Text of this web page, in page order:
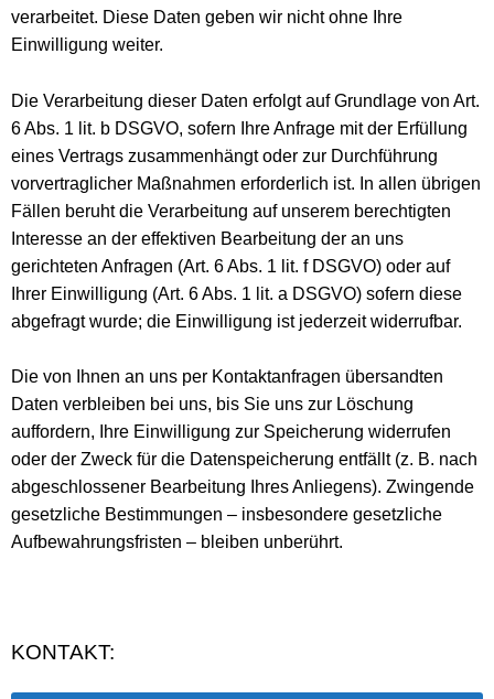
verarbeitet. Diese Daten geben wir nicht ohne Ihre
Einwilligung weiter.
Die Verarbeitung dieser Daten erfolgt auf Grundlage von Art.
6 Abs. 1 lit. b DSGVO, sofern Ihre Anfrage mit der Erfüllung
eines Vertrags zusammenhängt oder zur Durchführung
vorvertraglicher Maßnahmen erforderlich ist. In allen übrigen
Fällen beruht die Verarbeitung auf unserem berechtigten
Interesse an der effektiven Bearbeitung der an uns
gerichteten Anfragen (Art. 6 Abs. 1 lit. f DSGVO) oder auf
Ihrer Einwilligung (Art. 6 Abs. 1 lit. a DSGVO) sofern diese
abgefragt wurde; die Einwilligung ist jederzeit widerrufbar.
Die von Ihnen an uns per Kontaktanfragen übersandten
Daten verbleiben bei uns, bis Sie uns zur Löschung
auffordern, Ihre Einwilligung zur Speicherung widerrufen
oder der Zweck für die Datenspeicherung entfällt (z. B. nach
abgeschlossener Bearbeitung Ihres Anliegens). Zwingende
gesetzliche Bestimmungen – insbesondere gesetzliche
Aufbewahrungsfristen – bleiben unberührt.
KONTAKT: